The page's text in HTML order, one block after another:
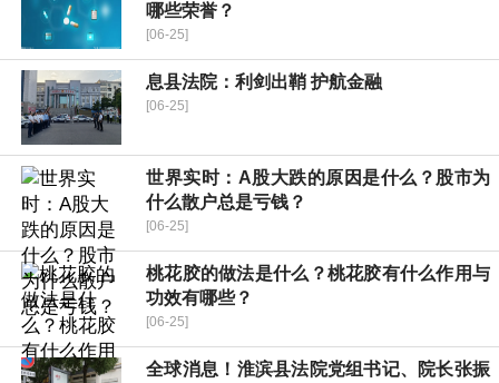
哪些荣誉？
[06-25]
​息县法院：利剑出鞘 护航金融
[06-25]
世界实时：A股大跌的原因是什么？股市为
什么散户总是亏钱？
[06-25]
桃花胶的做法是什么？桃花胶有什么作用与
功效有哪些？
[06-25]
全球消息！​淮滨县法院党组书记、院长张振